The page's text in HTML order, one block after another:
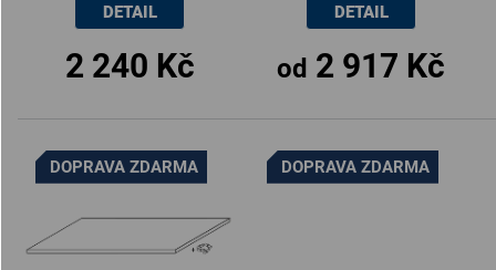
2 240 Kč
DETAIL
od 2 917 Kč
DETAIL
DOPRAVA ZDARMA DOPRAVA ZDARMA